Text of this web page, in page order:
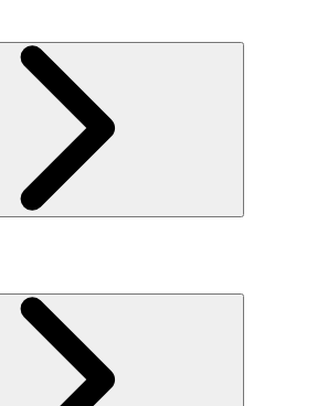
ビリティの取り組み（日本）
リティの取り組み（米国/英語）
ヒストリー
採用情報